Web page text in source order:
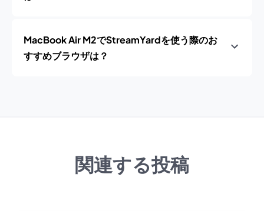
MacBook Air M2でStreamYardを使う際のお
すすめブラウザは？
関連する投稿